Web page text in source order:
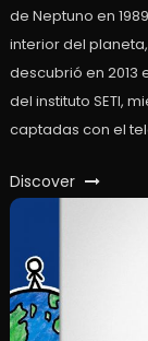
de Neptuno en
interior del
descubrió en 2013
del instituto SETI,
captadas con el
Discover